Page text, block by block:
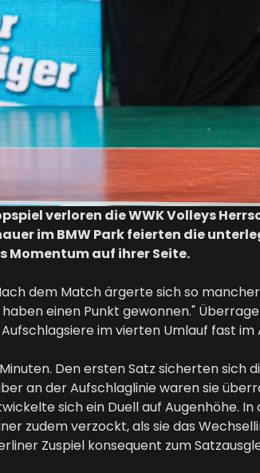
verloren die WWK Volleys
im BMW Park feierten die
Momentum auf ihrer Seite.
dem Match ärgerte sich so
einen Punkt gewonnen."
im vierten Umlauf fast im
Den ersten Satz sicherten sich
an der Aufschlaglinie waren sie
sich ein Duell auf Augenhöhe.
zudem verzockt, als sie das
Zuspiel konsequent zum